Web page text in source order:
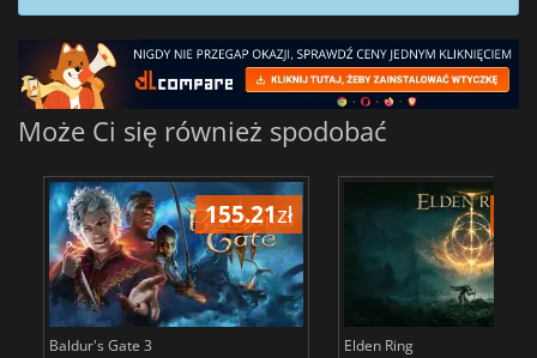
Może Ci się również spodobać
155.21zł
Baldur's Gate 3 Elden Ring